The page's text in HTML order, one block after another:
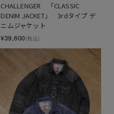
CHALLENGER　「CLASSIC
DENIM JACKET」　3rdタイプ デ
ニムジャケット
¥39,600(税込)